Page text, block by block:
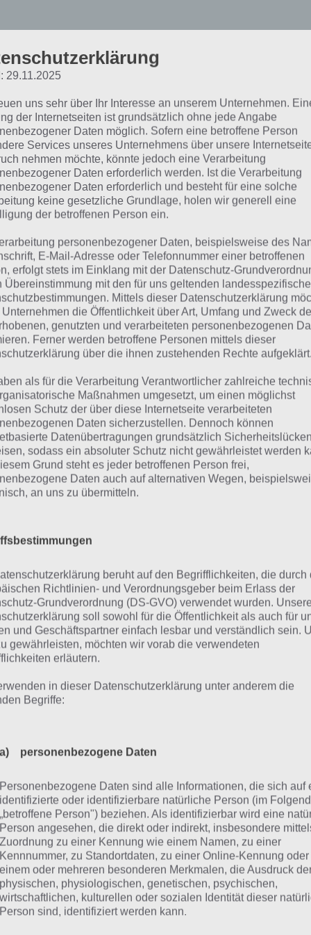
Creeps TD:
Tower Defense
Alien Creeps TD Screenshot – (c)
Outplay Entertainment Ltd
Alien Creeps TD
einen sehr guten
werden einem die
erklärt. Später
perfekte Strategie
zu gelangen.
gibt keinerlei
wodurch man
müsste.
die Türme und
gekauft werden.
man jedoch im Spiel
üblich in Tower Defense Spielen müsst ihr auch in Alien
Positionen platzieren. Dabei gibt es vier
könnt ihr auch Nahkämpfer platzieren, die so die
können, während andere Türme zum Angriff
nutzt die in Alien Creeps TD die Kraft von Helden,
In-App-Käufe zur Verfügung stehen, wenn diese
Level in der App Alien Creeps TD kannst du zudem
Schlacht erfolgreich für dich entschieden, gibt es stets
So kann es sein, dass bei der
an Gegnern kommt oder du nur eine begrenzte
du hier in der Regel nur ein Leben, sodass kein Gegner
Helden kannst du im übrigen frei über das Spielfeld
einsetzen kannst, wo diese gerade bei Alien Creeps TD
Trailer zu Alien Creeps
Abschluss haben wir hier dann noch einen Gameplay
zahlreiche Szenen aus der App zeigt. Das Video kann dir
verschaffen:
29.11.2025
uns sehr über Ihr Interesse an unserem Unternehmen.
der Internetseiten ist grundsätzlich ohne jede Angabe
Daten möglich. Sofern eine betroffene Person
Services unseres Unternehmens über unsere
nehmen möchte, könnte jedoch eine Verarbeitung
Daten erforderlich werden. Ist die Verarbeitung
Daten erforderlich und besteht für eine solche
keine gesetzliche Grundlage, holen wir generell eine
der betroffenen Person ein.
personenbezogener Daten, beispielsweise des
E-Mail-Adresse oder Telefonnummer einer betroffenen
erfolgt stets im Einklang mit der Datenschutz-
Übereinstimmung mit den für uns geltenden
Mittels dieser Datenschutzerklärung
Unternehmen die Öffentlichkeit über Art, Umfang und Zweck
genutzten und verarbeiteten personenbezogenen
Ferner werden betroffene Personen mittels dieser
über die ihnen zustehenden Rechte aufgeklärt.
als für die Verarbeitung Verantwortlicher zahlreiche
Maßnahmen umgesetzt, um einen möglichst
Schutz der über diese Internetseite verarbeiteten
Daten sicherzustellen. Dennoch können
Datenübertragungen grundsätzlich Sicherheitslücken
sodass ein absoluter Schutz nicht gewährleistet werden
Grund steht es jeder betroffenen Person frei,
Daten auch auf alternativen Wegen,
an uns zu übermitteln.
beruht auf den Begrifflichkeiten, die durch
Richtlinien- und Verordnungsgeber beim Erlass der
Grundverordnung (DS-GVO) verwendet wurden. Unsere
soll sowohl für die Öffentlichkeit als auch für
und Geschäftspartner einfach lesbar und verständlich sein.
gewährleisten, möchten wir vorab die verwendeten
erläutern.
in dieser Datenschutzerklärung unter anderem die
Begriffe:
a) personenbezogene Daten
Personenbezogene Daten sind alle Informationen, die sich auf
identifizierte oder identifizierbare natürliche Person (im
„betroffene Person") beziehen. Als identifizierbar wird eine
Person angesehen, die direkt oder indirekt, insbesondere
Zuordnung zu einer Kennung wie einem Namen, zu einer
Kennnummer, zu Standortdaten, zu einer Online-Kennung oder
einem oder mehreren besonderen Merkmalen, die Ausdruck
physischen, physiologischen, genetischen, psychischen,
wirtschaftlichen, kulturellen oder sozialen Identität dieser
Person sind, identifiziert werden kann.